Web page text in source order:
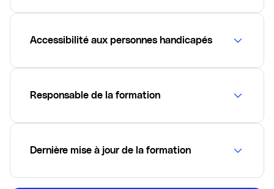
Accessibilité aux personnes handicapés
Responsable de la formation
Dernière mise à jour de la formation